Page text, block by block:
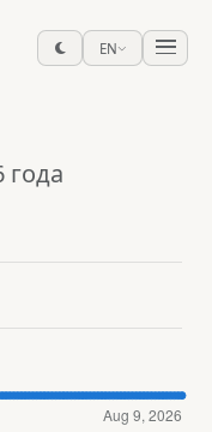
EN
года